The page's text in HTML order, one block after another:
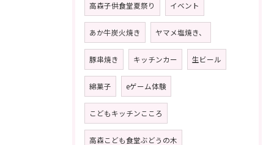
高森子供食堂夏祭り イベント
あか牛炭火焼き ヤマメ塩焼き、
豚串焼き キッチンカー 生ビール
綿菓子 eゲーム体験
こどもキッチンこころ
高森こども食堂ぶどうの木